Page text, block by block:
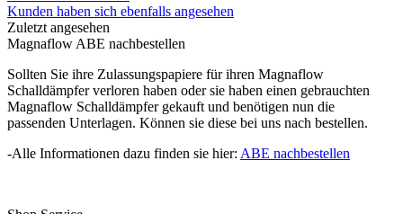
Kunden haben sich ebenfalls angesehen
Zuletzt angesehen
Magnaflow ABE nachbestellen
Sollten Sie ihre Zulassungspapiere für ihren Magnaflow
Schalldämpfer verloren haben oder sie haben einen gebrauchten
Magnaflow Schalldämpfer gekauft und benötigen nun die
passenden Unterlagen. Können sie diese bei uns nach bestellen.
-Alle Informationen dazu finden sie hier: ABE nachbestellen